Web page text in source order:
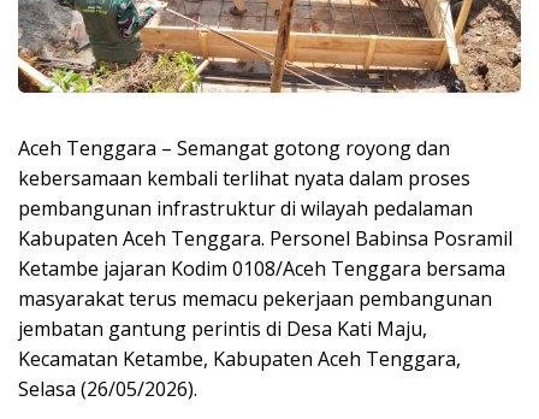
Aceh Tenggara – Semangat gotong royong dan
kebersamaan kembali terlihat nyata dalam proses
pembangunan infrastruktur di wilayah pedalaman
Kabupaten Aceh Tenggara. Personel Babinsa Posramil
Ketambe jajaran Kodim 0108/Aceh Tenggara bersama
masyarakat terus memacu pekerjaan pembangunan
jembatan gantung perintis di Desa Kati Maju,
Kecamatan Ketambe, Kabupaten Aceh Tenggara,
Selasa (26/05/2026).